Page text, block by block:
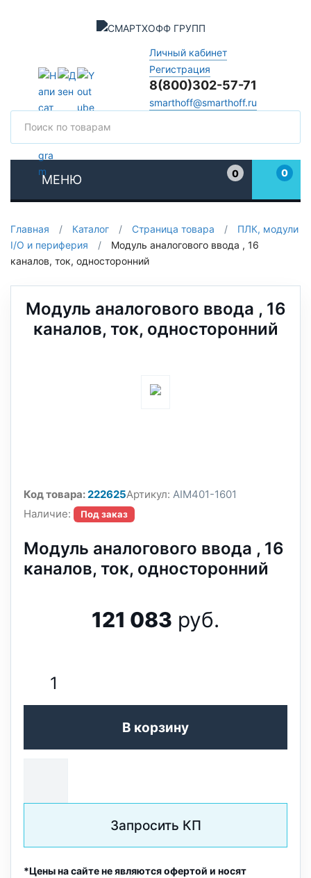
Личный кабинет
Регистрация
8(800)302-57-71
smarthoff@smarthoff.ru
МЕНЮ
0
0
Главная / Каталог / Страница товара /
ПЛК, модули
I/O и периферия
/
Модуль аналогового ввода , 16
каналов, ток, односторонний
Модуль аналогового ввода , 16
каналов, ток, односторонний
Код товара:222625Артикул: AIM401-1601
Наличие:
Под заказ
Модуль аналогового ввода , 16
каналов, ток, односторонний
121 083 руб.
В корзину
Запросить КП
*Цены на сайте не являются офертой и носят